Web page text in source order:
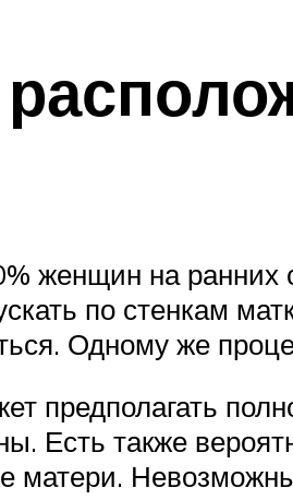
женщин на
по стенкам
Одному же
предполагать
Есть также
матери.